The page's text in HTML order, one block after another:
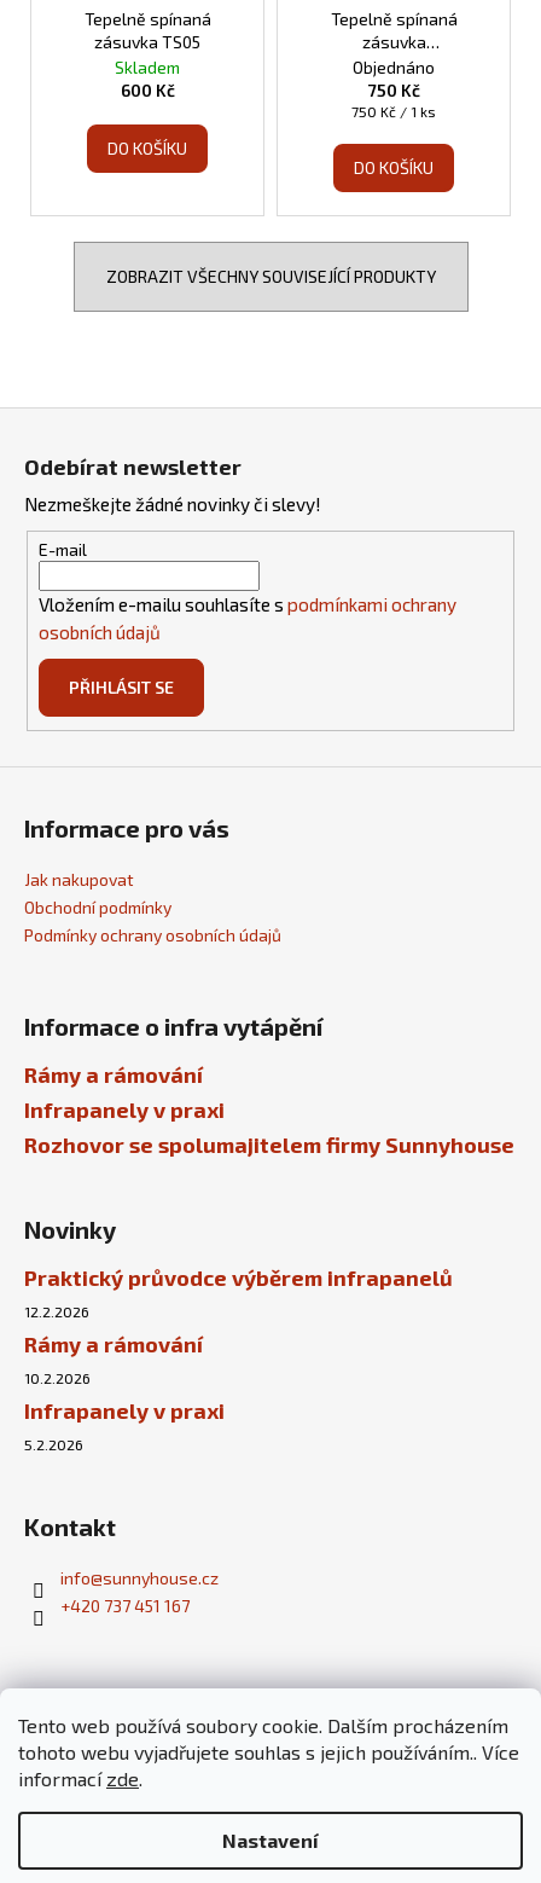
Tento web používá soubory cookie. Dalším procházením
tohoto webu vyjadřujete souhlas s jejich používáním.. Více
informací zde.
Nastavení
Tepelně spínaná
zásuvka TS05
Skladem
600 Kč
DO KOŠÍKU
Tepelně spínaná
zásuvka
programovatelná TS10
Objednáno
750 Kč
Měrná
750 Kč / 1 ks
DO KOŠÍKU
ZOBRAZIT VŠECHNY SOUVISEJÍCÍ PRODUKTY
Odebírat newsletter
Nezmeškejte žádné novinky či slevy!
E-mail
Vložením e-mailu souhlasíte s podmínkami ochrany
osobních údajů
PŘIHLÁSIT SE
Informace pro vás
Jak nakupovat
Obchodní podmínky
Podmínky ochrany osobních údajů
Informace o infra vytápění
Rámy a rámování
Infrapanely v praxi
Rozhovor se spolumajitelem firmy Sunnyhouse
Novinky
Praktický průvodce výběrem infrapanelů
12.2.2026
Rámy a rámování
10.2.2026
Infrapanely v praxi
5.2.2026
Kontakt
info@sunnyhouse.cz
+420 737 451 167
Fotovoltaické elektrárny
Pobyt ve tmě
Paragliding a tandemové lety - škola paraglidingu